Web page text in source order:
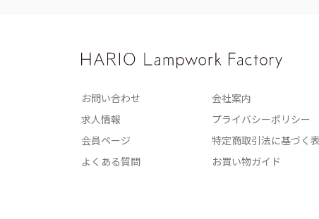
お問い合わせ
会社案内
求人情報
プライバシーポリシー
会員ページ
特定商取引法に基づく
よくある質問
お買い物ガイド